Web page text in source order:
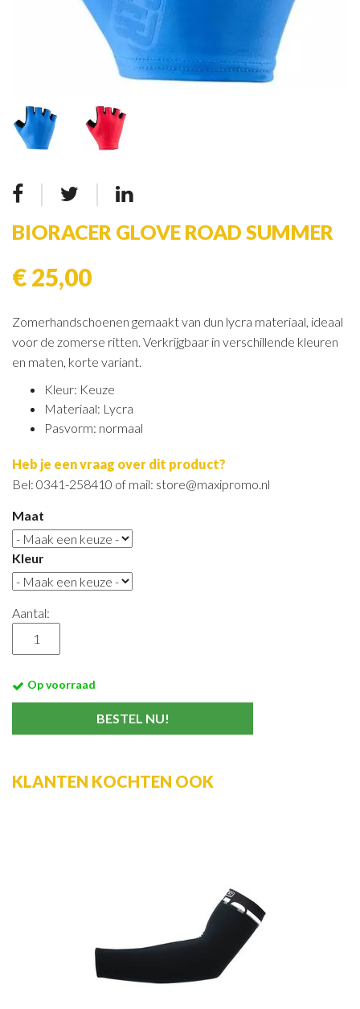
BIORACER GLOVE ROAD SUMMER
€ 25,00
Zomerhandschoenen gemaakt van dun lycra materiaal, ideaal
voor de zomerse ritten. Verkrijgbaar in verschillende kleuren
en maten, korte variant.
Kleur: Keuze
Materiaal: Lycra
Pasvorm: normaal
Heb je een vraag over dit product?
Bel: 0341-258410 of mail: store@maxipromo.nl
Maat
Kleur
Aantal:
Op voorraad
KLANTEN KOCHTEN OOK